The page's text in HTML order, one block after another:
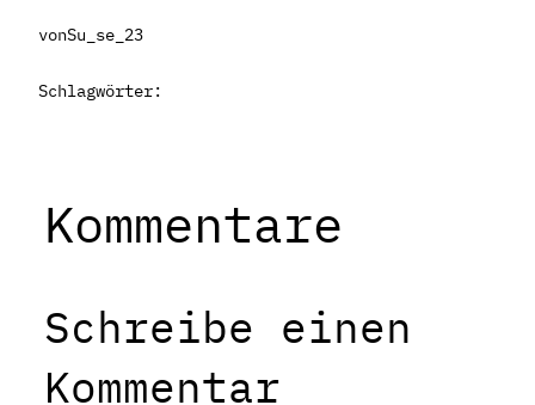
vonSu_se_23
Schlagwörter:
Kommentare
Schreibe einen
Kommentar